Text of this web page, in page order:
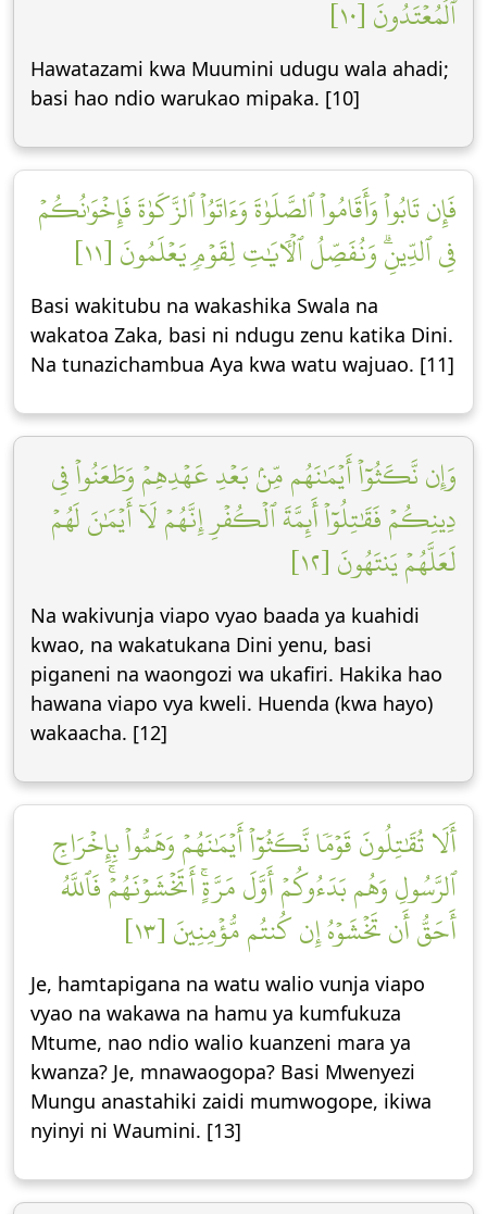
ٱلۡمُعۡتَدُونَ [١٠]
Hawatazami kwa Muumini udugu wala ahadi;
basi hao ndio warukao mipaka. [10]
فَإِن تَابُواْ وَأَقَامُواْ ٱلصَّلَوٰةَ وَءَاتَوُاْ ٱلزَّكَوٰةَ فَإِخۡوَٰنُكُمۡ
فِي ٱلدِّينِۗ وَنُفَصِّلُ ٱلۡأٓيَٰتِ لِقَوۡمٖ يَعۡلَمُونَ [١١]
Basi wakitubu na wakashika Swala na
wakatoa Zaka, basi ni ndugu zenu katika Dini.
Na tunazichambua Aya kwa watu wajuao. [11]
وَإِن نَّكَثُوٓاْ أَيۡمَٰنَهُم مِّنۢ بَعۡدِ عَهۡدِهِمۡ وَطَعَنُواْ فِي
دِينِكُمۡ فَقَٰتِلُوٓاْ أَئِمَّةَ ٱلۡكُفۡرِ إِنَّهُمۡ لَآ أَيۡمَٰنَ لَهُمۡ
لَعَلَّهُمۡ يَنتَهُونَ [١٢]
Na wakivunja viapo vyao baada ya kuahidi
kwao, na wakatukana Dini yenu, basi
piganeni na waongozi wa ukafiri. Hakika hao
hawana viapo vya kweli. Huenda (kwa hayo)
wakaacha. [12]
أَلَا تُقَٰتِلُونَ قَوۡمٗا نَّكَثُوٓاْ أَيۡمَٰنَهُمۡ وَهَمُّواْ بِإِخۡرَاجِ
ٱلرَّسُولِ وَهُم بَدَءُوكُمۡ أَوَّلَ مَرَّةٍۚ أَتَخۡشَوۡنَهُمۡۚ فَٱللَّهُ
أَحَقُّ أَن تَخۡشَوۡهُ إِن كُنتُم مُّؤۡمِنِينَ [١٣]
Je, hamtapigana na watu walio vunja viapo
vyao na wakawa na hamu ya kumfukuza
Mtume, nao ndio walio kuanzeni mara ya
kwanza? Je, mnawaogopa? Basi Mwenyezi
Mungu anastahiki zaidi mumwogope, ikiwa
nyinyi ni Waumini. [13]